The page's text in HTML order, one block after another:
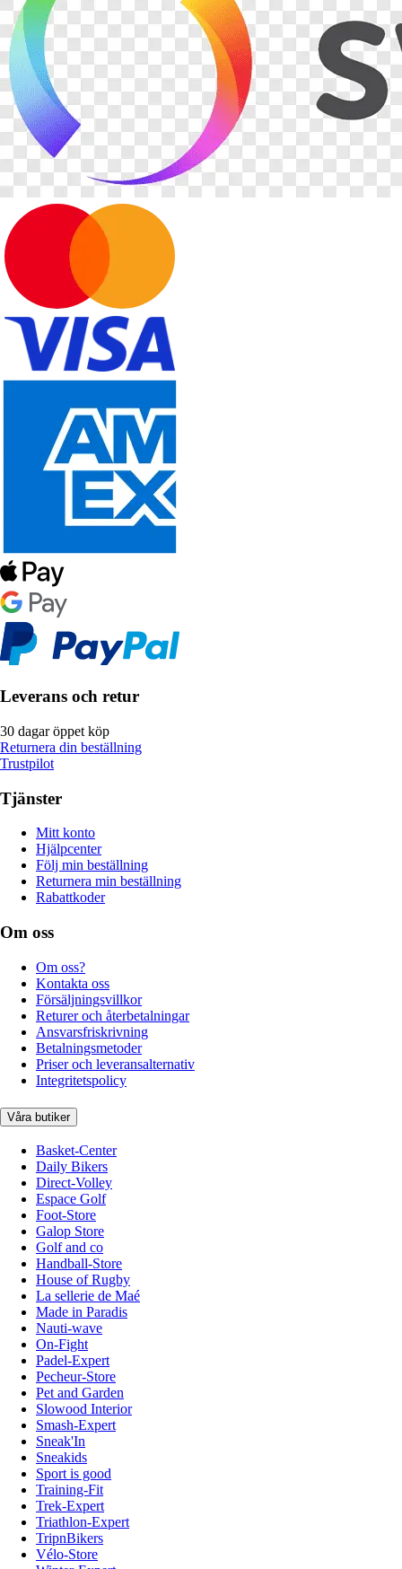
Leverans och retur
30 dagar öppet köp
Returnera din beställning
Trustpilot
Tjänster
Mitt konto
Hjälpcenter
Följ min beställning
Returnera min beställning
Rabattkoder
Om oss
Om oss?
Kontakta oss
Försäljningsvillkor
Returer och återbetalningar
Ansvarsfriskrivning
Betalningsmetoder
Priser och leveransalternativ
Integritetspolicy
Våra butiker
Basket-Center
Daily Bikers
Direct-Volley
Espace Golf
Foot-Store
Galop Store
Golf and co
Handball-Store
House of Rugby
La sellerie de Maé
Made in Paradis
Nauti-wave
On-Fight
Padel-Expert
Pecheur-Store
Pet and Garden
Slowood Interior
Smash-Expert
Sneak'In
Sneakids
Sport is good
Training-Fit
Trek-Expert
Triathlon-Expert
TripnBikers
Vélo-Store